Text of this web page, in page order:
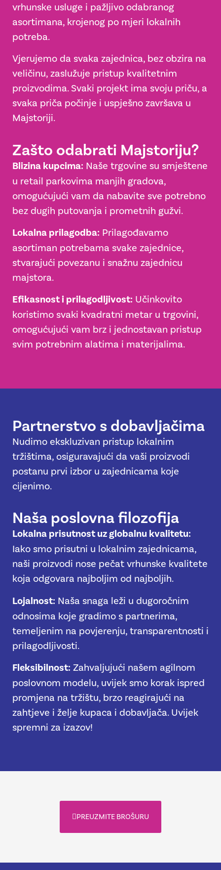
vrhunske usluge i pažljivo odabranog
asortimana, krojenog po mjeri lokalnih
potreba.
Vjerujemo da svaka zajednica, bez obzira na
veličinu, zaslužuje pristup kvalitetnim
proizvodima. Svaki projekt ima svoju priču, a
svaka priča počinje i uspješno završava u
Majstoriji.
Zašto odabrati Majstoriju?
Blizina kupcima: Naše trgovine su smještene
u retail parkovima manjih gradova,
omogućujući vam da nabavite sve potrebno
bez dugih putovanja i prometnih gužvi.
Lokalna prilagodba: Prilagođavamo
asortiman potrebama svake zajednice,
stvarajući povezanu i snažnu zajednicu
majstora.
Efikasnost i prilagodljivost: Učinkovito
koristimo svaki kvadratni metar u trgovini,
omogućujući vam brz i jednostavan pristup
svim potrebnim alatima i materijalima.
Partnerstvo s dobavljačima
Nudimo ekskluzivan pristup lokalnim
tržištima, osiguravajući da vaši proizvodi
postanu prvi izbor u zajednicama koje
cijenimo.
Naša poslovna filozofija
Lokalna prisutnost uz globalnu kvalitetu:
Iako smo prisutni u lokalnim zajednicama,
naši proizvodi nose pečat vrhunske kvalitete
koja odgovara najboljim od najboljih.
Lojalnost: Naša snaga leži u dugoročnim
odnosima koje gradimo s partnerima,
temeljenim na povjerenju, transparentnosti i
prilagodljivosti.
Fleksibilnost: Zahvaljujući našem agilnom
poslovnom modelu, uvijek smo korak ispred
promjena na tržištu, brzo reagirajući na
zahtjeve i želje kupaca i dobavljača. Uvijek
spremni za izazov!
PREUZMITE BROŠURU